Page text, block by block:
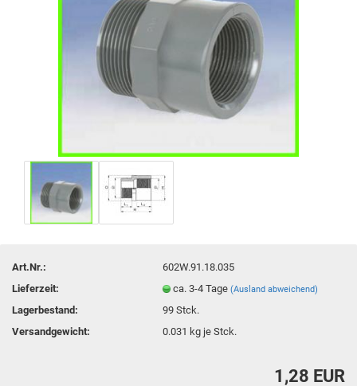
Art.Nr.:
602W.91.18.035
Lieferzeit:
ca. 3-4 Tage(Ausland abweichend)
Lagerbestand: 99Stck.
Versandgewicht:
0.031 kg je Stck.
1,28 EUR